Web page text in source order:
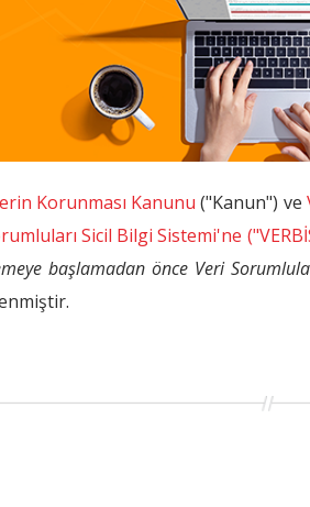
Korunması Kanunu ("Kanun") ve
Sicil Bilgi Sistemi'ne
başlamadan önce Veri